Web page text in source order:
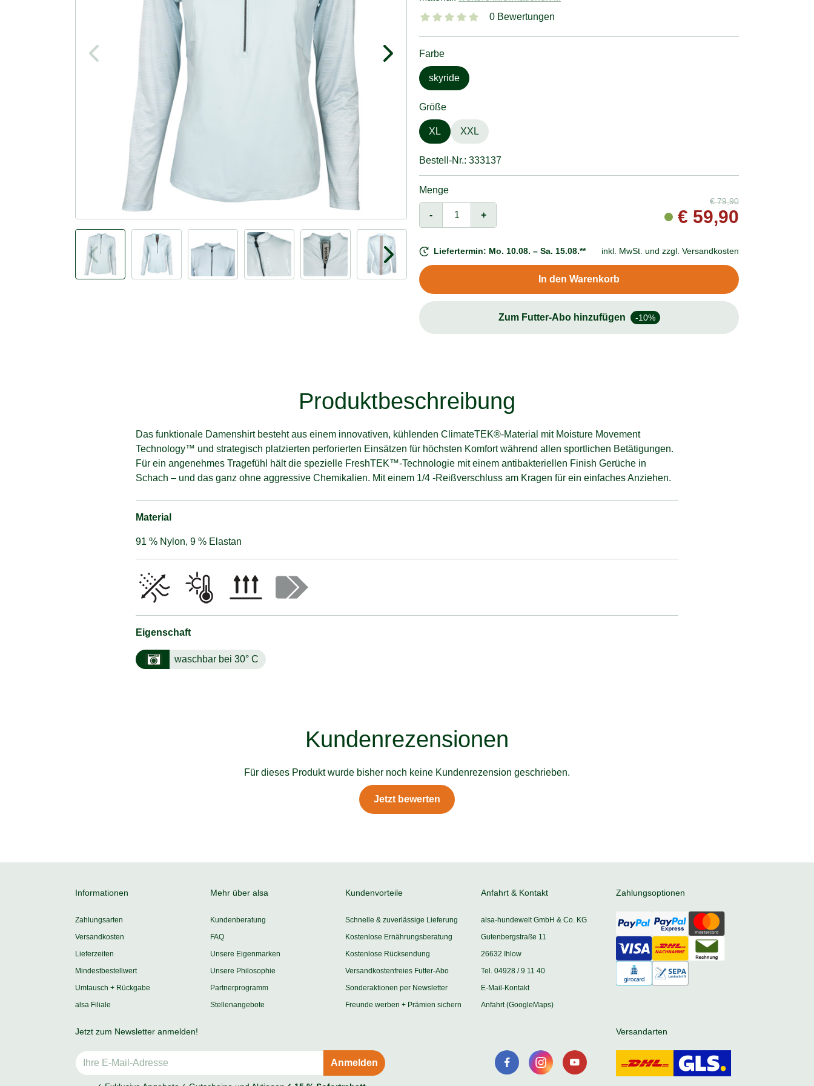
0 Bewertungen
Farbe
skyride
Größe
XL XXL
Bestell-Nr.: 333137
Menge
- +
€79,90
€ 59,90
inkl. MwSt. und zzgl. Versandkosten
Liefertermin: Mo. 10.08. – Sa. 15.08.**
In den Warenkorb
Zum Futter-Abo hinzufügen -10%
Produktbeschreibung
Das funktionale Damenshirt besteht aus einem innovativen, kühlenden ClimateTEK®-Material mit Moisture Movement
Technology™ und strategisch platzierten perforierten Einsätzen für höchsten Komfort während allen sportlichen Betätigungen.
Für ein angenehmes Tragefühl hält die spezielle FreshTEK™-Technologie mit einem antibakteriellen Finish Gerüche in
Schach – und das ganz ohne aggressive Chemikalien. Mit einem 1/4 -Reißverschluss am Kragen für ein einfaches Anziehen.
Material
91 % Nylon, 9 % Elastan
Eigenschaft
waschbar bei 30° C
Kundenrezensionen
Für dieses Produkt wurde bisher noch keine Kundenrezension geschrieben.
Jetzt bewerten
Informationen
Zahlungsarten
Versandkosten
Lieferzeiten
Mindestbestellwert
Umtausch + Rückgabe
alsa Filiale
Mehr über alsa
Kundenberatung
FAQ
Unsere Eigenmarken
Unsere Philosophie
Partnerprogramm
Stellenangebote
Kundenvorteile
Schnelle & zuverlässige Lieferung
Kostenlose Ernährungsberatung
Kostenlose Rücksendung
Versandkostenfreies Futter-Abo
Sonderaktionen per Newsletter
Freunde werben + Prämien sichern
Anfahrt & Kontakt
alsa-hundewelt GmbH & Co. KG
Gutenbergstraße 11
26632 Ihlow
Tel. 04928 / 9 11 40
E-Mail-Kontakt
Anfahrt (GoogleMaps)
Zahlungsoptionen
Versandarten
Jetzt zum Newsletter anmelden!